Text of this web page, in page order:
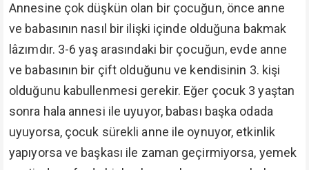
Annesine çok düşkün olan bir çocuğun, önce anne
ve babasının nasıl bir ilişki içinde olduğuna bakmak
lâzımdır. 3-6 yaş arasındaki bir çocuğun, evde anne
ve babasının bir çift olduğunu ve kendisinin 3. kişi
olduğunu kabullenmesi gerekir. Eğer çocuk 3 yaştan
sonra hala annesi ile uyuyor, babası başka odada
uyuyorsa, çocuk sürekli anne ile oynuyor, etkinlik
yapıyorsa ve başkası ile zaman geçirmiyorsa, yemek